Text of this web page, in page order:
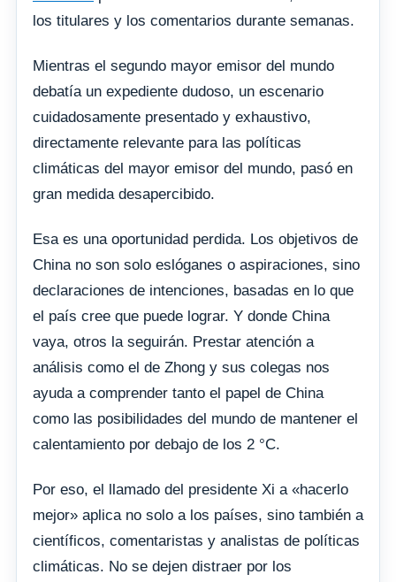
los titulares y los comentarios durante semanas.
Mientras el segundo mayor emisor del mundo
debatía un expediente dudoso, un escenario
cuidadosamente presentado y exhaustivo,
directamente relevante para las políticas
climáticas del mayor emisor del mundo, pasó en
gran medida desapercibido.
Esa es una oportunidad perdida. Los objetivos de
China no son solo eslóganes o aspiraciones, sino
declaraciones de intenciones, basadas en lo que
el país cree que puede lograr. Y donde China
vaya, otros la seguirán. Prestar atención a
análisis como el de Zhong y sus colegas nos
ayuda a comprender tanto el papel de China
como las posibilidades del mundo de mantener el
calentamiento por debajo de los 2 °C.
Por eso, el llamado del presidente Xi a «hacerlo
mejor» aplica no solo a los países, sino también a
científicos, comentaristas y analistas de políticas
climáticas. No se dejen distraer por los